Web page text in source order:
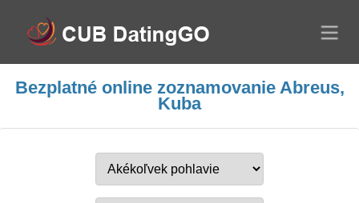
Bezplatné online zoznamovanie Abreus,
Kuba